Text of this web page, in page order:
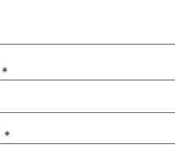
*
*